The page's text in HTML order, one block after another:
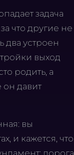
задача
что другие не
два устроен
выход
родить, а
он давит
вы
и кажется, что